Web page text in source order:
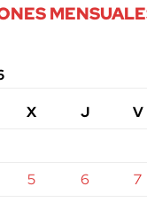
X J V
5 6 7